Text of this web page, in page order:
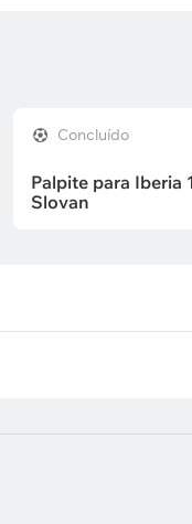
Concluído
Palpite para Iberia
Slovan